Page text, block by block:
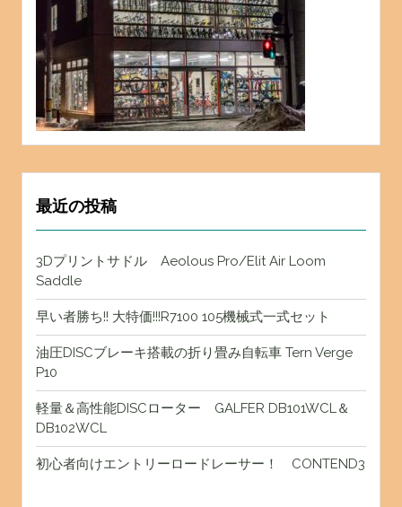
最近の投稿
3Dプリントサドル Aeolous Pro/Elit Air Loom
Saddle
早い者勝ち!! 大特価!!!R7100 105機械式一式セット
油圧DISCブレーキ搭載の折り畳み自転車 Tern Verge
P10
軽量＆高性能DISCローター GALFER DB101WCL＆
DB102WCL
初心者向けエントリーロードレーサー！ CONTEND3